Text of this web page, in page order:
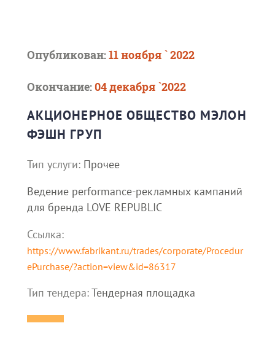
Опубликован:11 ноября ` 2022
Окончание:04 декабря `2022
АКЦИОНЕРНОЕ ОБЩЕСТВО МЭЛОН
ФЭШН ГРУП
Тип услуги: Прочее
Ведение performance-рекламных кампаний
для бренда LOVE REPUBLIC
Ссылка:
https://www.fabrikant.ru/trades/corporate/Procedur
ePurchase/?action=view&id=86317
Тип тендера:Тендерная площадка